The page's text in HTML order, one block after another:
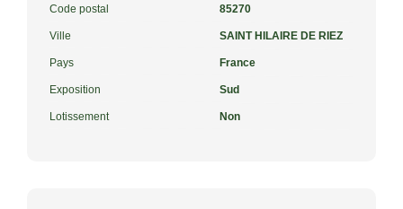
Code postal 85270
Ville SAINT HILAIRE DE RIEZ
Pays France
Exposition Sud
Lotissement Non